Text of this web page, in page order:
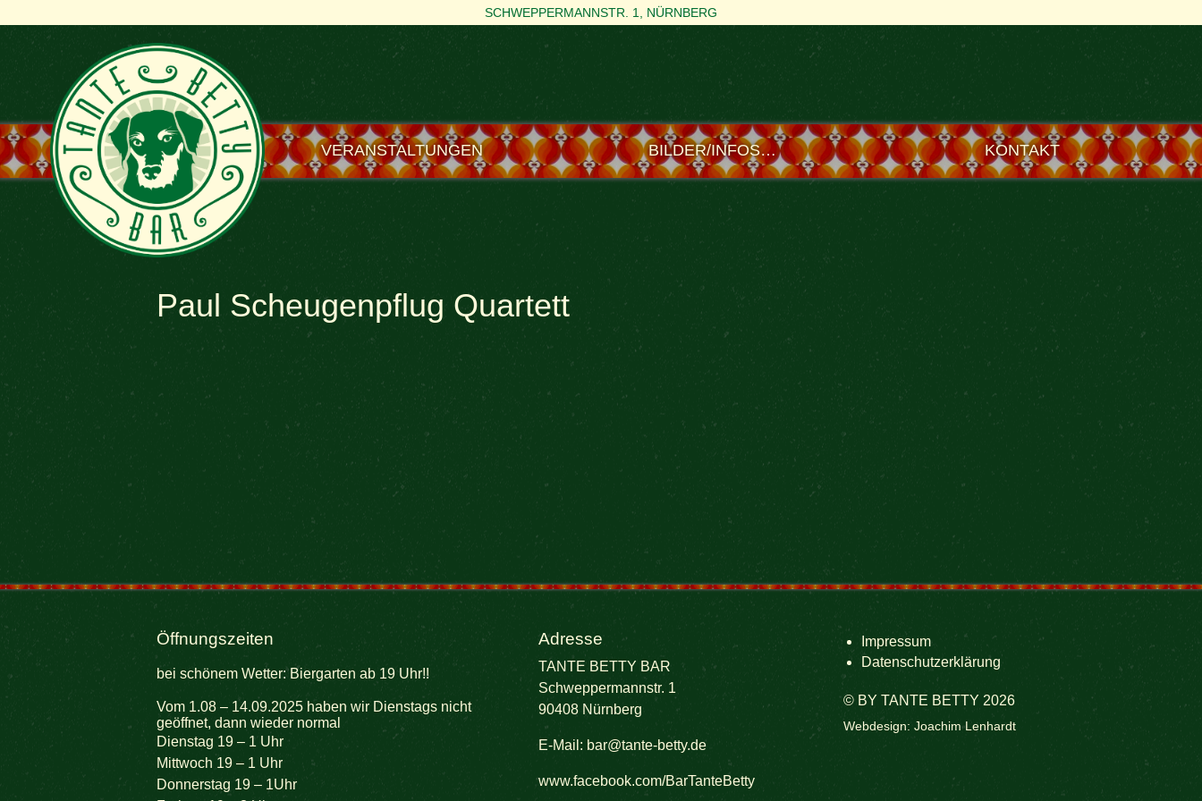
SCHWEPPERMANNSTR. 1, NÜRNBERG
VERANSTALTUNGEN BILDER/INFOS… KONTAKT
Paul Scheugenpflug Quartett
Öffnungszeiten
bei schönem Wetter: Biergarten ab 19 Uhr!!
Vom 1.08 – 14.09.2025 haben wir Dienstags nicht
geöffnet, dann wieder normal
Dienstag 19 – 1 Uhr
Mittwoch 19 – 1 Uhr
Donnerstag 19 – 1Uhr
Adresse
TANTE BETTY BAR
Schweppermannstr. 1
90408 Nürnberg
E-Mail: bar@tante-betty.de
www.facebook.com/BarTanteBetty
Impressum
Datenschutzerklärung
© BY TANTE BETTY 2026
Webdesign: Joachim Lenhardt